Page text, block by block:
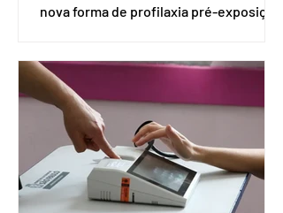
nova forma de profilaxia pré-exposição
medicamento carbotegravir, que
impede a replicação do vírus de forma
prolongada e pode ser tomado a cada
dois meses. O pedido de inclusão vai
ser encaminhado pelo Ministério da
Saúde à Comissão Nacional de
Incorporação de Novas Tecnologias no